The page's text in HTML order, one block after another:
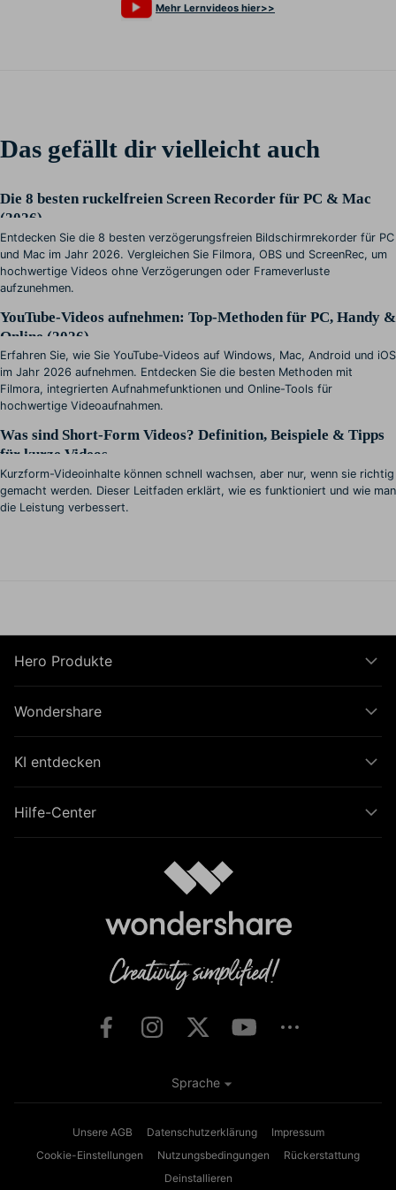
Mehr Lernvideos hier>>
Das gefällt dir vielleicht auch
Die 8 besten ruckelfreien Screen Recorder für PC & Mac
(2026)
Entdecken Sie die 8 besten verzögerungsfreien Bildschirmrekorder für PC
und Mac im Jahr 2026. Vergleichen Sie Filmora, OBS und ScreenRec, um
hochwertige Videos ohne Verzögerungen oder Frameverluste
aufzunehmen.
YouTube-Videos aufnehmen: Top-Methoden für PC, Handy &
Online (2026)
Erfahren Sie, wie Sie YouTube-Videos auf Windows, Mac, Android und iOS
im Jahr 2026 aufnehmen. Entdecken Sie die besten Methoden mit
Filmora, integrierten Aufnahmefunktionen und Online-Tools für
hochwertige Videoaufnahmen.
Was sind Short-Form Videos? Definition, Beispiele & Tipps
für kurze Videos
Kurzform-Videoinhalte können schnell wachsen, aber nur, wenn sie richtig
gemacht werden. Dieser Leitfaden erklärt, wie es funktioniert und wie man
die Leistung verbessert.
Hero Produkte
Wondershare
KI entdecken
Hilfe-Center
Unsere AGB Datenschutzerklärung
Impressum
Cookie-Einstellungen
Nutzungsbedingungen
Rückerstattung
Deinstallieren
Sprache